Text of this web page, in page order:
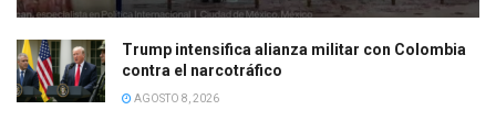
Trump intensifica alianza militar con Colombia
contra el narcotráfico
AGOSTO 8, 2026